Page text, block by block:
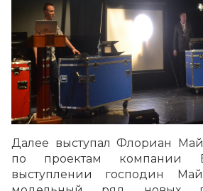
Далее выступал Флориан
по проектам компании
выступлении господин